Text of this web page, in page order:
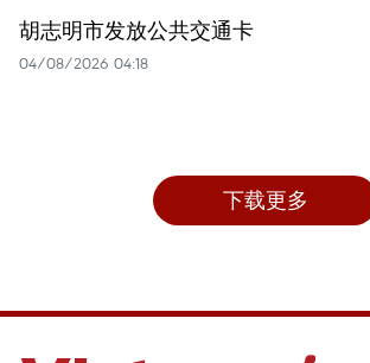
胡志明市发放公共交通卡
04/08/2026 04:18
下载更多